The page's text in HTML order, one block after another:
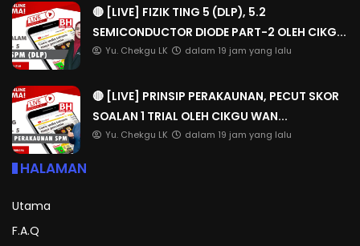
🔴 [LIVE] FIZIK TING 5 (DLP), 5.2
SEMICONDUCTOR DIODE PART-2 OLEH CIKG...
Yu. Chekgu LK dalam 19 jam yang lalu
🔴 [LIVE] PRINSIP PERAKAUNAN, PECUT SKOR
SOALAN 1 TRIAL OLEH CIKGU WAN...
Yu. Chekgu LK dalam 19 jam yang lalu
HALAMAN
Utama
F.A.Q